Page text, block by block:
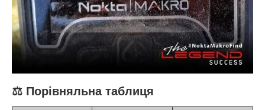
⚖️ Порівняльна таблиця